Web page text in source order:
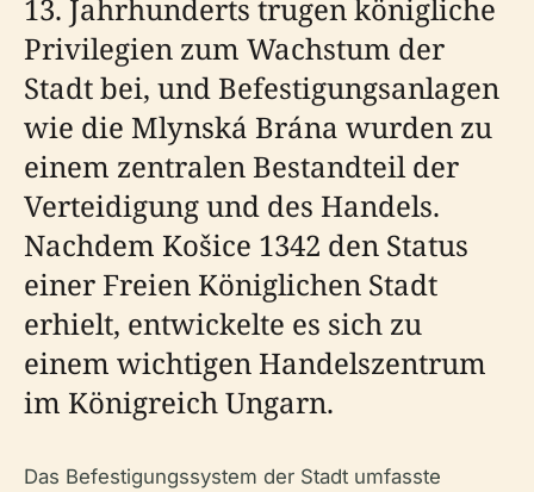
13. Jahrhunderts trugen königliche
Privilegien zum Wachstum der
Stadt bei, und Befestigungsanlagen
wie die Mlynská Brána wurden zu
einem zentralen Bestandteil der
Verteidigung und des Handels.
Nachdem Košice 1342 den Status
einer Freien Königlichen Stadt
erhielt, entwickelte es sich zu
einem wichtigen Handelszentrum
im Königreich Ungarn.
Das Befestigungssystem der Stadt umfasste